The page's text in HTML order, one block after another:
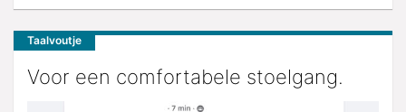
Taalvoutje
Voor een comfortabele stoelgang.